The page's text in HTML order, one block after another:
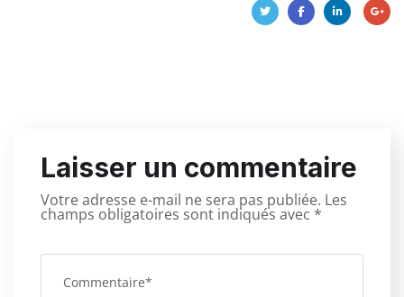
Laisser un commentaire
Votre adresse e-mail ne sera pas publiée. Les
champs obligatoires sont indiqués avec *